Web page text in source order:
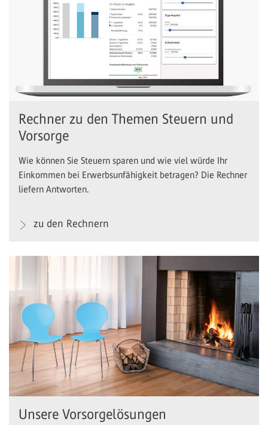
Rechner zu den Themen Steuern und
Vorsorge
Wie können Sie Steuern sparen und wie viel würde Ihr
Einkommen bei Erwerbsunfähigkeit betragen? Die Rechner
liefern Antworten.
zu den Rechnern
Unsere Vorsorgelösungen